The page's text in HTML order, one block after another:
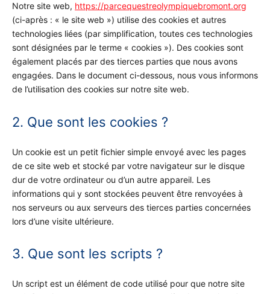
Notre site web, https://parcequestreolympiquebromont.org
(ci-après : « le site web ») utilise des cookies et autres
technologies liées (par simplification, toutes ces technologies
sont désignées par le terme « cookies »). Des cookies sont
également placés par des tierces parties que nous avons
engagées. Dans le document ci-dessous, nous vous informons
de l’utilisation des cookies sur notre site web.
2. Que sont les cookies ?
Un cookie est un petit fichier simple envoyé avec les pages
de ce site web et stocké par votre navigateur sur le disque
dur de votre ordinateur ou d’un autre appareil. Les
informations qui y sont stockées peuvent être renvoyées à
nos serveurs ou aux serveurs des tierces parties concernées
lors d’une visite ultérieure.
3. Que sont les scripts ?
Un script est un élément de code utilisé pour que notre site